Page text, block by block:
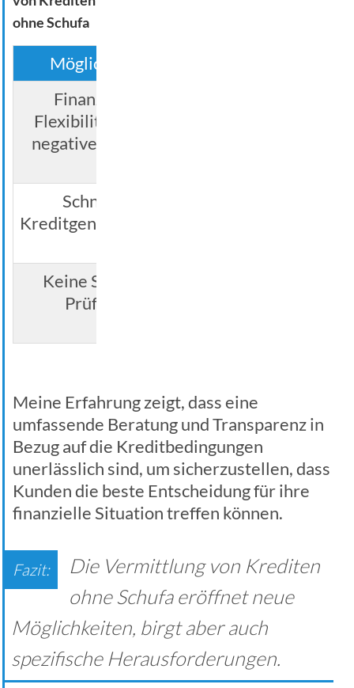
ohne Schufa
Möglichkeit
Finanzielle
Flexibilität trotz
negativer Schufa
Schnelle
Kreditgenehmigung
Keine Schufa-
Prüfung
Meine Erfahrung zeigt, dass eine
umfassende Beratung und Transparenz in
Bezug auf die Kreditbedingungen
unerlässlich sind, um sicherzustellen, dass
Kunden die beste Entscheidung für ihre
finanzielle Situation treffen können.
Die Vermittlung von Krediten
ohne Schufa eröffnet neue
Möglichkeiten, birgt aber auch
spezifische Herausforderungen.